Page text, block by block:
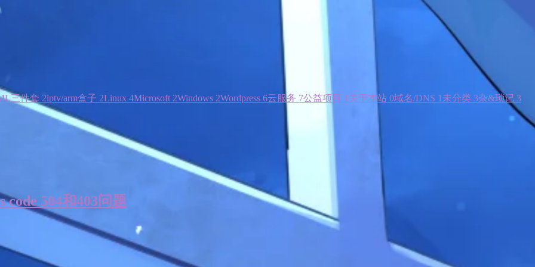
三件套 2iptv/arm盒子 2Linux 4Microsoft 2Windows 2Wordpress 6云服务 7公益项目 1 关于本站 0域名/DNS 1 未分类 3杂&琐记 3
504和403问题